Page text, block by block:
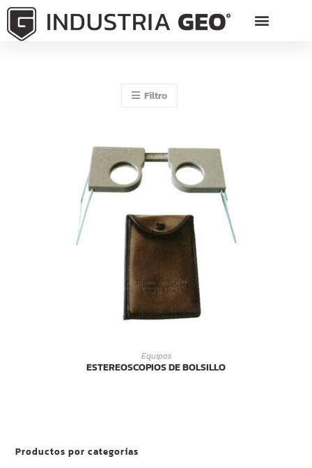
Filtro
LEER MÁS
Equipos
ESTEREOSCOPIOS DE BOLSILLO
Productos por categorías